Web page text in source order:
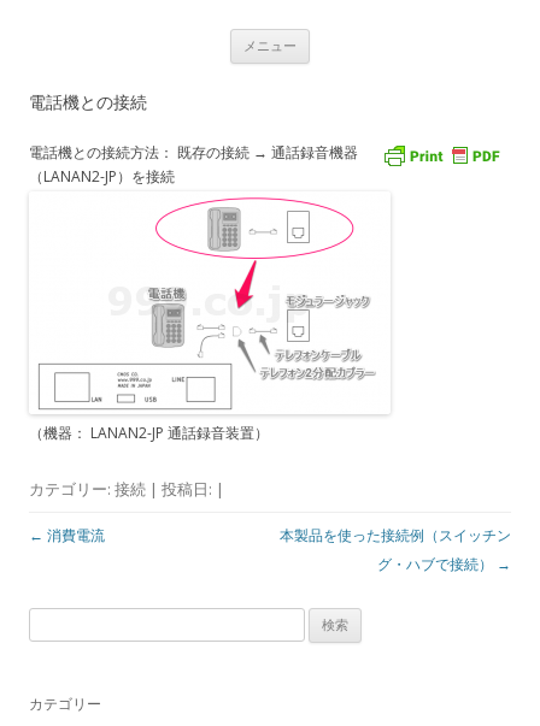
USBナンバーディスプレイアダプタ
Caller ID detection Call recordingメニュー
キ
電話機との接続
電話機との接続方法： 既存の接続 → 通話録音機器
（LANAN2-JP）を接続
（機器： LANAN2-JP 通話録音装置）
カテゴリー: 接続 | 投稿日: |
投
シ
← 消費電流
本製品を使った接続例（スイッチン
グ・ハブで接続）
→
カテゴリー